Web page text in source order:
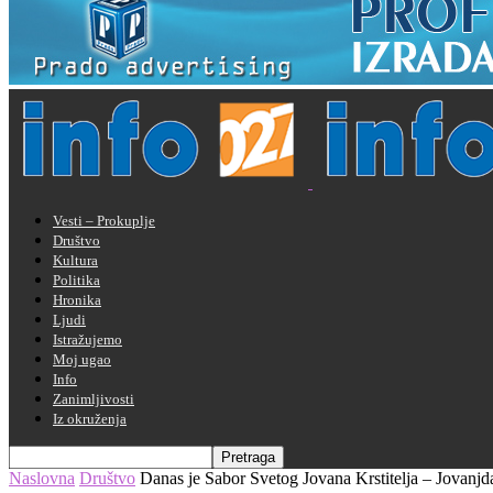
Vesti – Prokuplje
Društvo
Kultura
Politika
Hronika
Ljudi
Istražujemo
Moj ugao
Info
Zanimljivosti
Iz okruženja
Naslovna Društvo Danas je Sabor Svetog Jovana Krstitelja –